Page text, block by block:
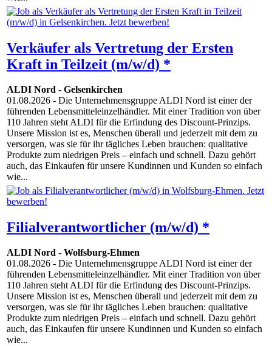
Verkäufer als Vertretung der Ersten
Kraft in Teilzeit (m/w/d) *
ALDI Nord - Gelsenkirchen
01.08.2026 - Die Unternehmensgruppe ALDI Nord ist einer der
führenden Lebensmitteleinzelhändler. Mit einer Tradition von über
110 Jahren steht ALDI für die Erfindung des Discount-Prinzips.
Unsere Mission ist es, Menschen überall und jederzeit mit dem zu
versorgen, was sie für ihr tägliches Leben brauchen: qualitative
Produkte zum niedrigen Preis – einfach und schnell. Dazu gehört
auch, das Einkaufen für unsere Kundinnen und Kunden so einfach
wie...
Filialverantwortlicher (m/w/d) *
ALDI Nord - Wolfsburg-Ehmen
01.08.2026 - Die Unternehmensgruppe ALDI Nord ist einer der
führenden Lebensmitteleinzelhändler. Mit einer Tradition von über
110 Jahren steht ALDI für die Erfindung des Discount-Prinzips.
Unsere Mission ist es, Menschen überall und jederzeit mit dem zu
versorgen, was sie für ihr tägliches Leben brauchen: qualitative
Produkte zum niedrigen Preis – einfach und schnell. Dazu gehört
auch, das Einkaufen für unsere Kundinnen und Kunden so einfach
wie...